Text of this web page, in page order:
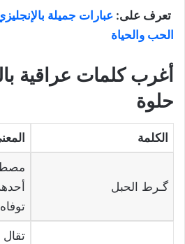
تعرف على: عبارات جميلة
الحب والحياة
أغرب كلمات عراقية
حلوة
الكلمة
گـرط الحبل